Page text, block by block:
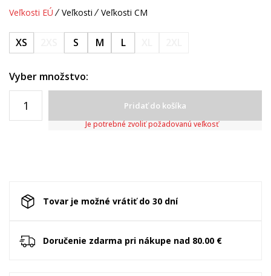
Veľkosti EÚ Veľkosti Veľkosti CM
XS S M L
Vyber množstvo:
Pridať do košíka
Je potrebné zvoliť požadovanú veľkosť
Tovar je možné vrátiť do 30 dní
Doručenie zdarma pri nákupe nad 80.00 €